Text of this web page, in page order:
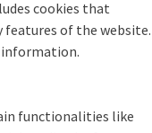
cookies that
features of the website.
information.
functionalities like